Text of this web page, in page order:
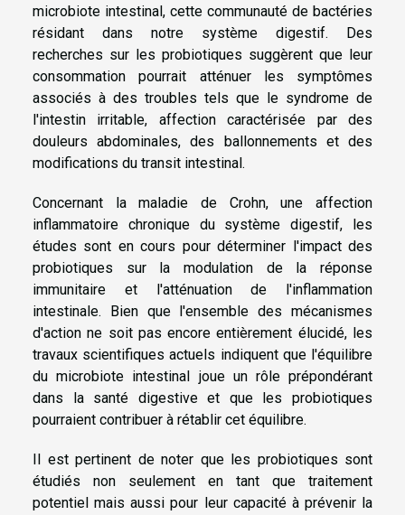
microbiote intestinal, cette communauté de bactéries
résidant dans notre système digestif. Des
recherches sur les probiotiques suggèrent que leur
consommation pourrait atténuer les symptômes
associés à des troubles tels que le syndrome de
l'intestin irritable, affection caractérisée par des
douleurs abdominales, des ballonnements et des
modifications du transit intestinal.
Concernant la maladie de Crohn, une affection
inflammatoire chronique du système digestif, les
études sont en cours pour déterminer l'impact des
probiotiques sur la modulation de la réponse
immunitaire et l'atténuation de l'inflammation
intestinale. Bien que l'ensemble des mécanismes
d'action ne soit pas encore entièrement élucidé, les
travaux scientifiques actuels indiquent que l'équilibre
du microbiote intestinal joue un rôle prépondérant
dans la santé digestive et que les probiotiques
pourraient contribuer à rétablir cet équilibre.
Il est pertinent de noter que les probiotiques sont
étudiés non seulement en tant que traitement
potentiel mais aussi pour leur capacité à prévenir la